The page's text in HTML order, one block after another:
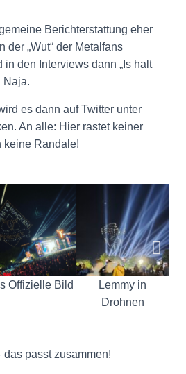
Berichterstattung eher
der „Wut“ der Metalfans
den Interviews dann „Is halt
Naja.
es dann auf Twitter unter
An alle: Hier rastet keiner
keine Randale!
Offizielle Bild
Lemmy in
Drohnen
das passt zusammen!